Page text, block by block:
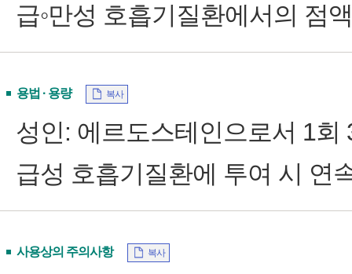
급◦만성 호흡기질환에서의 점
용법 · 용량 복사
성인: 에르도스테인으로서 1
급성 호흡기질환에 투여 시 연
사용상의 주의사항 복사